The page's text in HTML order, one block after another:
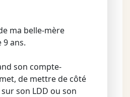
ma belle-mère
9 ans.
son compte-
de mettre de côté
son LDD ou son